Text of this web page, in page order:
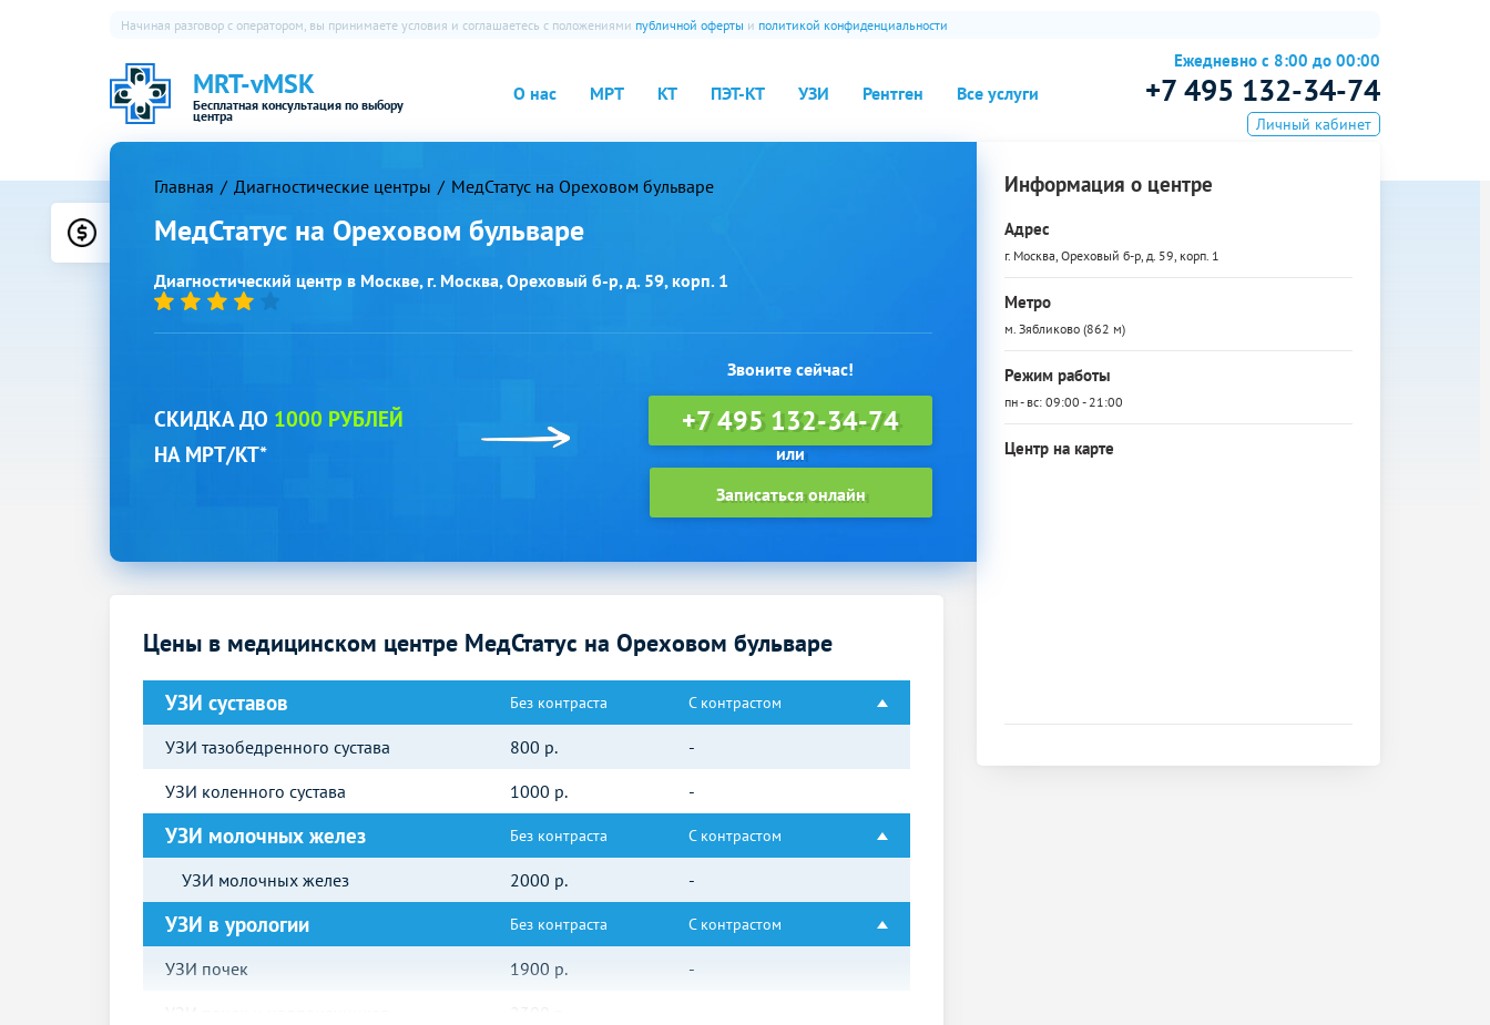
MRT-vMSK
Бесплатная консультация по выбору
центра
О нас МРТ КТ ПЭТ-КТ УЗИ Рентген Все услуги
Начиная разговор с оператором, вы принимаете условия и соглашаетесь с положениями публичной оферты и политикой конфиденциальности
Ежедневно с 8:00 до 00:00
+7 495 132-34-74
Личный кабинет
Главная Диагностические центры МедСтатус на Ореховом бульваре
МедСтатус на Ореховом бульваре
Диагностический центр в Москве, г. Москва, Ореховый б-р, д. 59, корп. 1
СКИДКА ДО 1000 РУБЛЕЙ
НА МРТ/КТ*
Звоните сейчас!
+7 495 132-34-74
Записаться онлайн
Информация о центре
Адрес
г. Москва, Ореховый б-р, д. 59, корп. 1
Метро
м. Зябликово (862 м)
Режим работы
пн - вс: 09:00 - 21:00
Центр на карте
Цены в медицинском центре МедСтатус на Ореховом бульваре
УЗИ суставов Без контраста С контрастом
УЗИ тазобедренного сустава 800 р.
-
УЗИ коленного сустава
1000 р. -
УЗИ молочных желез Без контраста С контрастом
УЗИ молочных желез 2000 р. -
УЗИ в урологии Без контраста С контрастом
УЗИ почек 1900 р.
-